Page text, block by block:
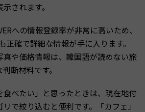
されます。
への情報登録率が非常に高いため、
確で詳細な情報が手に入ります。
真や価格情報は、韓国語が読めない旅
断材料です。
食べたい」と思ったときは、現在地付
で絞り込むと便利です。「カフェ」